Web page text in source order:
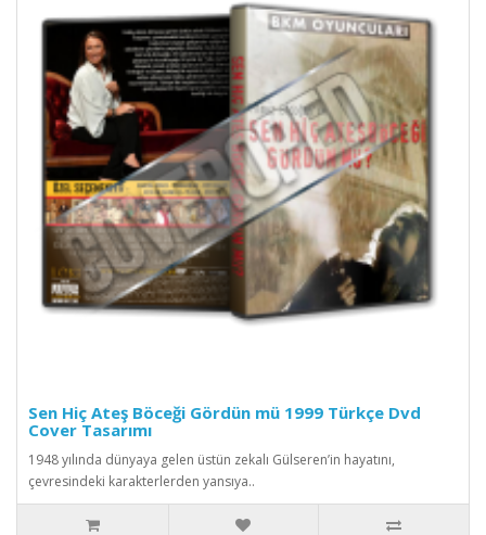
Sen Hiç Ateş Böceği Gördün mü 1999 Türkçe Dvd
Cover Tasarımı
1948 yılında dünyaya gelen üstün zekalı Gülseren’in hayatını,
çevresindeki karakterlerden yansıya..